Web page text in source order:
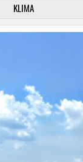
KLIMA